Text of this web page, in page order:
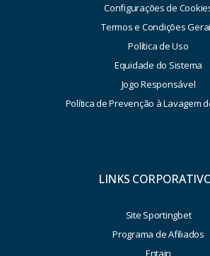
Configurações de
Termos e Condições
Política de Uso
Equidade do Sistema
Jogo Responsável
Política de Prevenção à Lavagem
LINKS
Site Sportingbet
Programa de Afiliados
Entain